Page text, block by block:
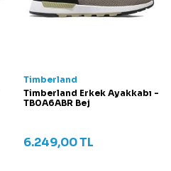
Timberland
Timberland Erkek Ayakkabı -
TB0A6ABR Bej
6.249,00TL